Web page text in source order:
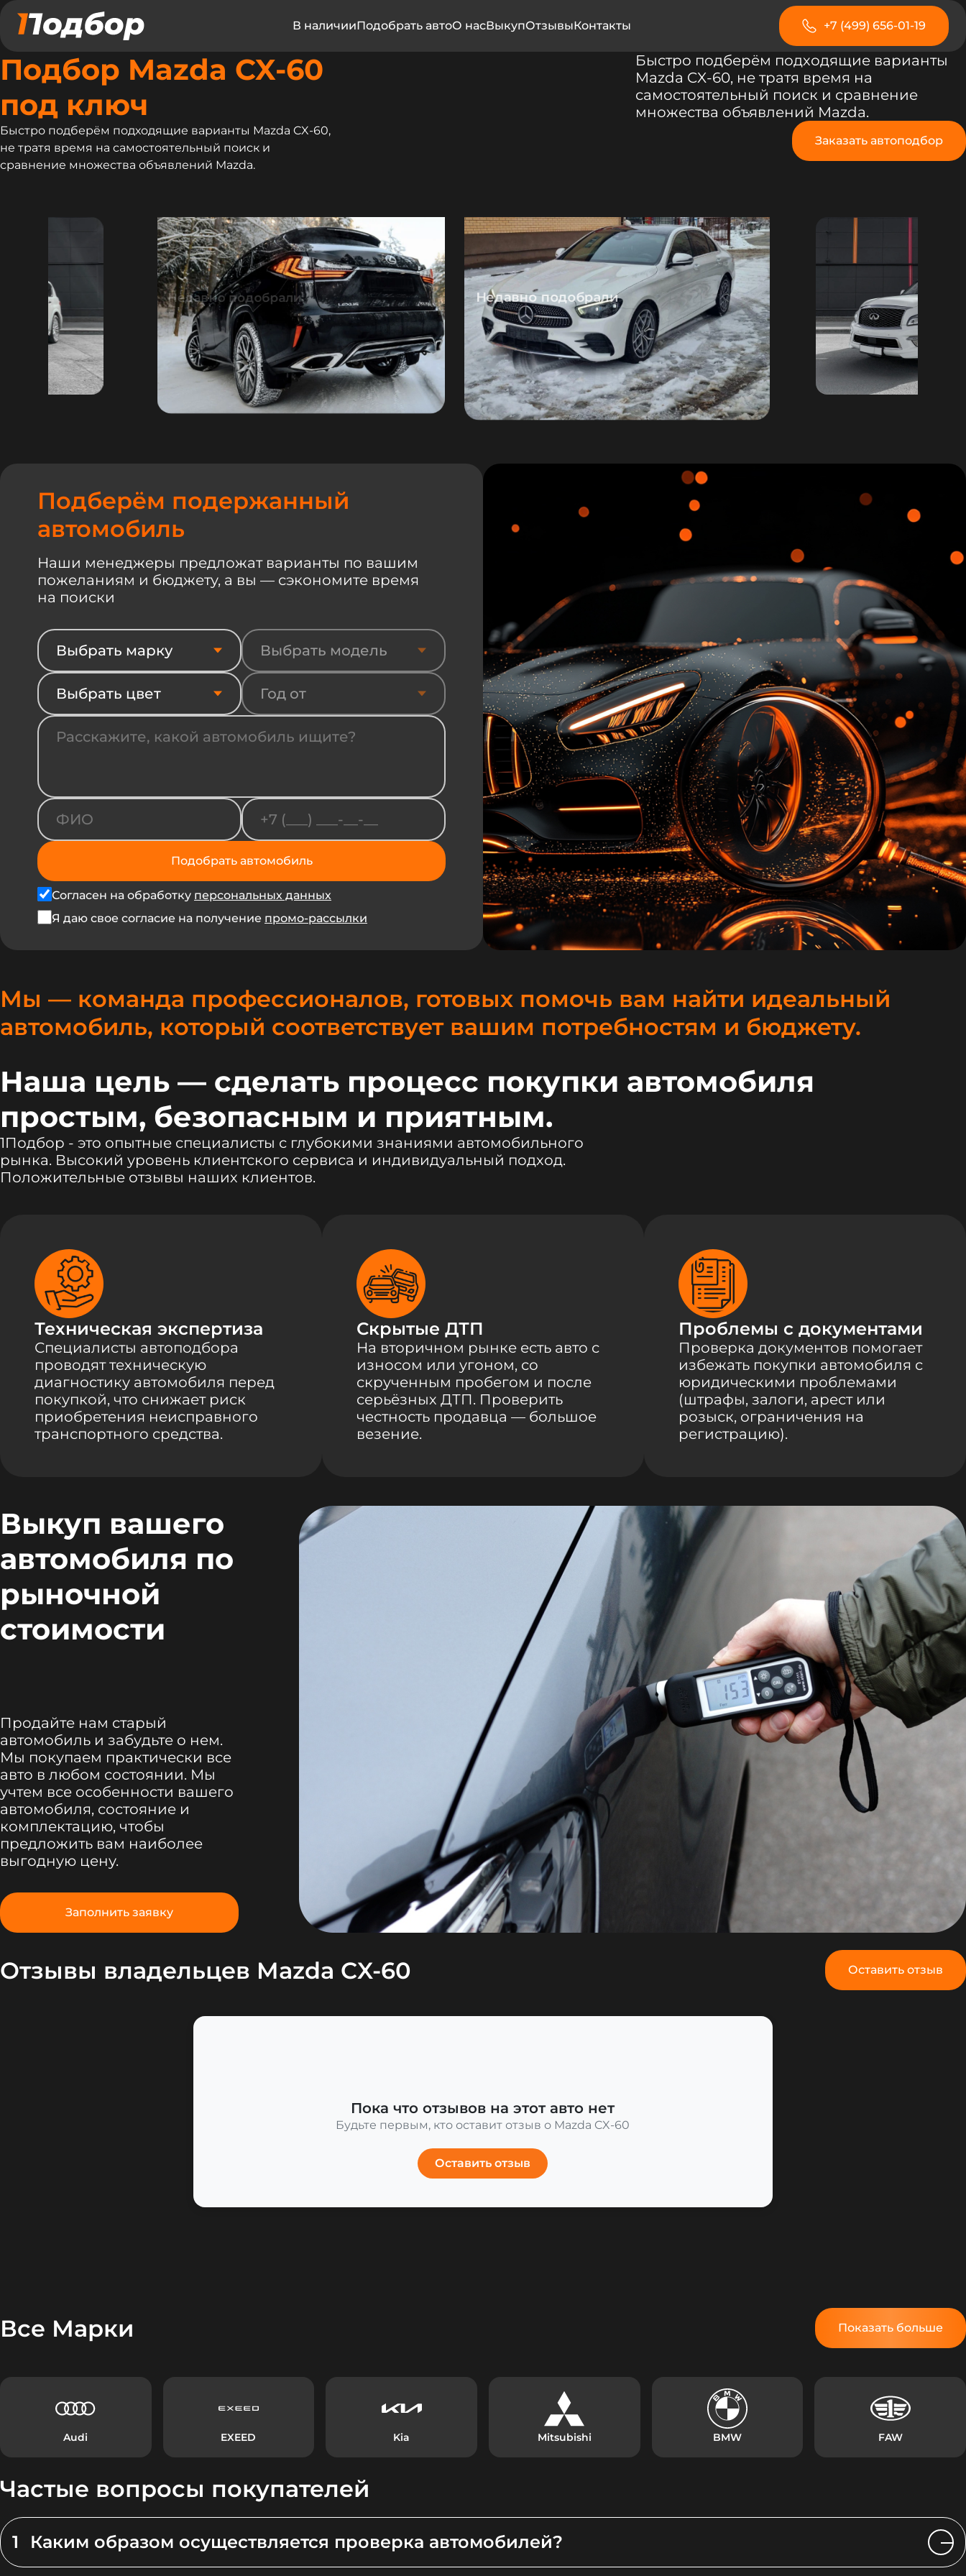
В наличииПодобрать автоО насВыкупОтзывыКонтакты +7 (499) 656-01-19
Подбор Mazda CX-60
под ключ
Быстро подберём подходящие варианты Mazda CX-60,
не тратя время на самостоятельный поиск и
сравнение множества объявлений Mazda.
Быстро подберём подходящие варианты
Mazda CX-60, не тратя время на
самостоятельный поиск и сравнение
множества объявлений Mazda.
Заказать автоподбор
Недавно подобрали
Подберём подержанный
автомобиль
Наши менеджеры предложат варианты по вашим
пожеланиям и бюджету, а вы — сэкономите время
на поиски
Выбрать марку Выбрать модель
Выбрать цвет Год от
Подобрать автомобиль
Согласен на обработку персональных данных
Я даю свое согласие на получение промо-рассылки
Мы — команда профессионалов, готовых помочь вам найти идеальный
автомобиль, который соответствует вашим потребностям и бюджету.
Наша цель — сделать процесс покупки автомобиля
простым, безопасным и приятным.
1Подбор - это опытные специалисты с глубокими знаниями автомобильного
рынка. Высокий уровень клиентского сервиса и индивидуальный подход.
Положительные отзывы наших клиентов.
Техническая экспертиза
Специалисты автоподбора
проводят техническую
диагностику автомобиля перед
покупкой, что снижает риск
приобретения неисправного
транспортного средства.
Скрытые ДТП
На вторичном рынке есть авто с
износом или угоном, со
скрученным пробегом и после
серьёзных ДТП. Проверить
честность продавца — большое
везение.
Проблемы с документами
Проверка документов помогает
избежать покупки автомобиля с
юридическими проблемами
(штрафы, залоги, арест или
розыск, ограничения на
регистрацию).
Выкуп вашего
автомобиля по
рыночной
стоимости
Продайте нам старый
автомобиль и забудьте о нем.
Мы покупаем практически все
авто в любом состоянии. Мы
учтем все особенности вашего
автомобиля, состояние и
комплектацию, чтобы
предложить вам наиболее
выгодную цену.
Заполнить заявку
Отзывы владельцев Mazda CX-60 Оставить отзыв
Пока что отзывов на этот авто нет
Будьте первым, кто оставит отзыв о Mazda CX-60
Оставить отзыв
Все Марки Показать больше
Audi EXEED Kia Mitsubishi BMW FAW
Частые вопросы покупателей
1 Каким образом осуществляется проверка автомобилей?